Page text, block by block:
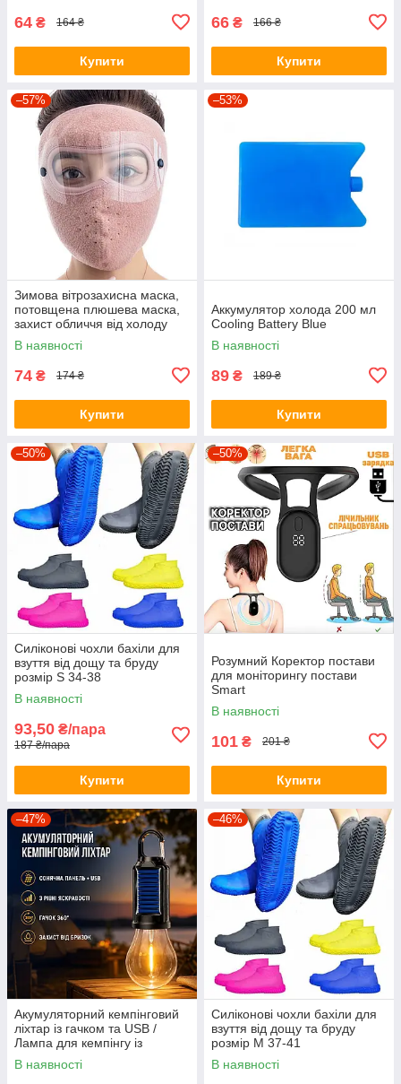
64 ₴ 164 ₴
Купити
66 ₴ 166 ₴
Купити
–57%
Зимова вітрозахисна маска,
потовщена плюшева маска,
захист обличчя від холоду
для їзди на велосипеді
Рожевий
В наявності
74 ₴ 174 ₴
Купити
–53%
Аккумулятор холода 200 мл
Cooling Battery Blue
В наявності
89 ₴ 189 ₴
Купити
–50%
Силіконові чохли бахіли для
взуття від дощу та бруду
розмір S 34-38
В наявності
93,50 ₴/пара
187 ₴/пара
Купити
–50%
Розумний Коректор постави
для моніторингу постави
Smart
В наявності
101 ₴ 201 ₴
Купити
–47%
Акумуляторний кемпінговий
ліхтар із гачком та USB /
Лампа для кемпінгу із
сонячною панеллю HA-112
В наявності
–46%
Силіконові чохли бахіли для
взуття від дощу та бруду
розмір M 37-41
В наявності